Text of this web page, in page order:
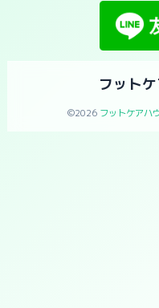
フット
©2026 フットケアハ